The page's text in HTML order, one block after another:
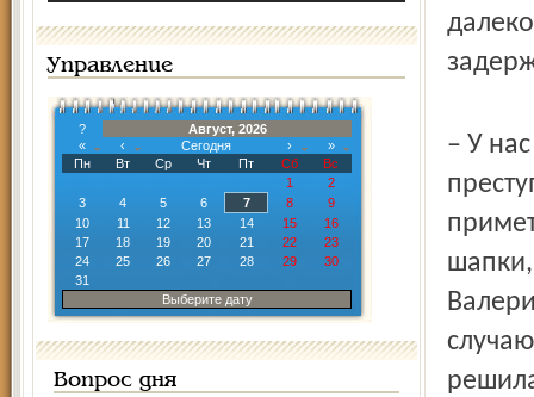
Управление
?
Август, 2026
«
‹ Сегодня ›
»
Пн
Вт Ср Чт Пт Сб
Вс
1
2
3
4 5 6 7 8
9
10
11 12 13 14 15
16
17
18 19 20 21 22
23
24
25 26 27 28 29
30
31
Выберите дату
Вопрос дня
– У